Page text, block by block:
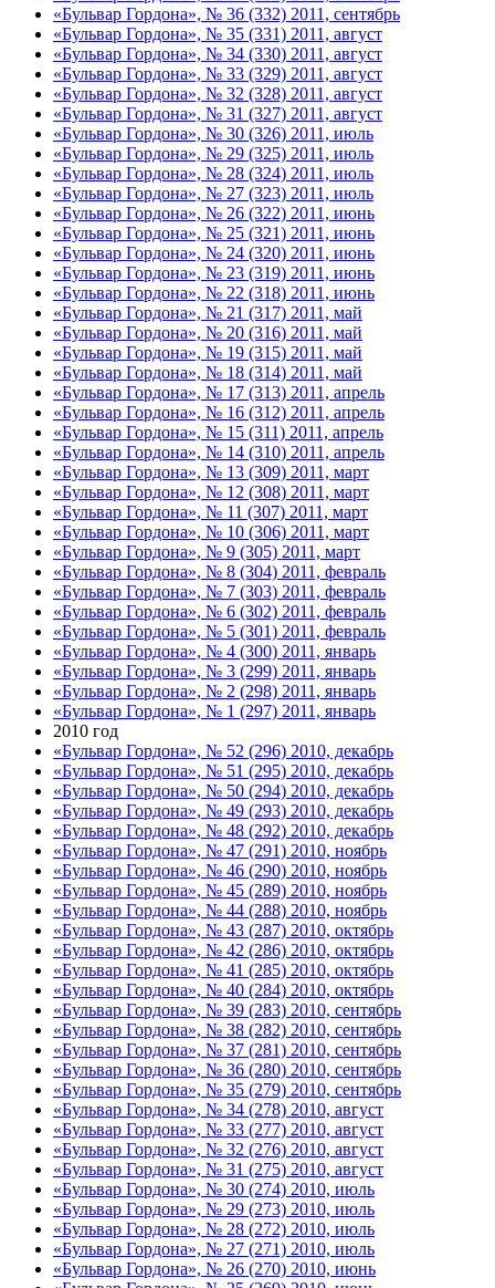
«Бульвар Гордона», № 36 (332) 2011, сентябрь
«Бульвар Гордона», № 35 (331) 2011, август
«Бульвар Гордона», № 34 (330) 2011, август
«Бульвар Гордона», № 33 (329) 2011, август
«Бульвар Гордона», № 32 (328) 2011, август
«Бульвар Гордона», № 31 (327) 2011, август
«Бульвар Гордона», № 30 (326) 2011, июль
«Бульвар Гордона», № 29 (325) 2011, июль
«Бульвар Гордона», № 28 (324) 2011, июль
«Бульвар Гордона», № 27 (323) 2011, июль
«Бульвар Гордона», № 26 (322) 2011, июнь
«Бульвар Гордона», № 25 (321) 2011, июнь
«Бульвар Гордона», № 24 (320) 2011, июнь
«Бульвар Гордона», № 23 (319) 2011, июнь
«Бульвар Гордона», № 22 (318) 2011, июнь
«Бульвар Гордона», № 21 (317) 2011, май
«Бульвар Гордона», № 20 (316) 2011, май
«Бульвар Гордона», № 19 (315) 2011, май
«Бульвар Гордона», № 18 (314) 2011, май
«Бульвар Гордона», № 17 (313) 2011, апрель
«Бульвар Гордона», № 16 (312) 2011, апрель
«Бульвар Гордона», № 15 (311) 2011, апрель
«Бульвар Гордона», № 14 (310) 2011, апрель
«Бульвар Гордона», № 13 (309) 2011, март
«Бульвар Гордона», № 12 (308) 2011, март
«Бульвар Гордона», № 11 (307) 2011, март
«Бульвар Гордона», № 10 (306) 2011, март
«Бульвар Гордона», № 9 (305) 2011, март
«Бульвар Гордона», № 8 (304) 2011, февраль
«Бульвар Гордона», № 7 (303) 2011, февраль
«Бульвар Гордона», № 6 (302) 2011, февраль
«Бульвар Гордона», № 5 (301) 2011, февраль
«Бульвар Гордона», № 4 (300) 2011, январь
«Бульвар Гордона», № 3 (299) 2011, январь
«Бульвар Гордона», № 2 (298) 2011, январь
«Бульвар Гордона», № 1 (297) 2011, январь
2010 год
«Бульвар Гордона», № 52 (296) 2010, декабрь
«Бульвар Гордона», № 51 (295) 2010, декабрь
«Бульвар Гордона», № 50 (294) 2010, декабрь
«Бульвар Гордона», № 49 (293) 2010, декабрь
«Бульвар Гордона», № 48 (292) 2010, декабрь
«Бульвар Гордона», № 47 (291) 2010, ноябрь
«Бульвар Гордона», № 46 (290) 2010, ноябрь
«Бульвар Гордона», № 45 (289) 2010, ноябрь
«Бульвар Гордона», № 44 (288) 2010, ноябрь
«Бульвар Гордона», № 43 (287) 2010, октябрь
«Бульвар Гордона», № 42 (286) 2010, октябрь
«Бульвар Гордона», № 41 (285) 2010, октябрь
«Бульвар Гордона», № 40 (284) 2010, октябрь
«Бульвар Гордона», № 39 (283) 2010, сентябрь
«Бульвар Гордона», № 38 (282) 2010, сентябрь
«Бульвар Гордона», № 37 (281) 2010, сентябрь
«Бульвар Гордона», № 36 (280) 2010, сентябрь
«Бульвар Гордона», № 35 (279) 2010, сентябрь
«Бульвар Гордона», № 34 (278) 2010, август
«Бульвар Гордона», № 33 (277) 2010, август
«Бульвар Гордона», № 32 (276) 2010, август
«Бульвар Гордона», № 31 (275) 2010, август
«Бульвар Гордона», № 30 (274) 2010, июль
«Бульвар Гордона», № 29 (273) 2010, июль
«Бульвар Гордона», № 28 (272) 2010, июль
«Бульвар Гордона», № 27 (271) 2010, июль
«Бульвар Гордона», № 26 (270) 2010, июнь